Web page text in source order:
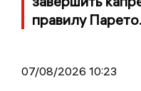
правилу
07/08/2026 10:23